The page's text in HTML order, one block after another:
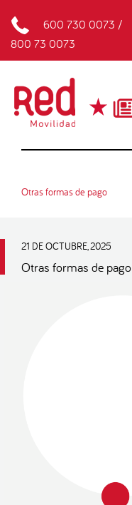
600 730 0073 /
800 73 0073
Otras formas de pago
21 DE OCTUBRE, 2025
Otras formas de pago